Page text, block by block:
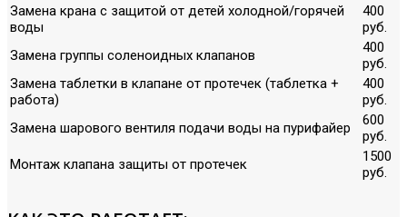
Замена крана с защитой от детей холодной/горячей
воды
400
руб.
Замена группы соленоидных клапанов
400
руб.
Замена таблетки в клапане от протечек (таблетка +
работа)
400
руб.
Замена шарового вентиля подачи воды на пурифайер
600
руб.
Монтаж клапана защиты от протечек
1500
руб.